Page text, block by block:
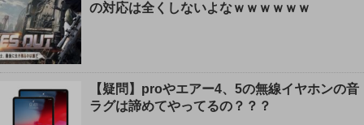
の対応は全くしないよなｗｗｗｗｗｗ
【疑問】proやエアー4、5の無線イヤホンの音
ラグは諦めてやってるの？？？